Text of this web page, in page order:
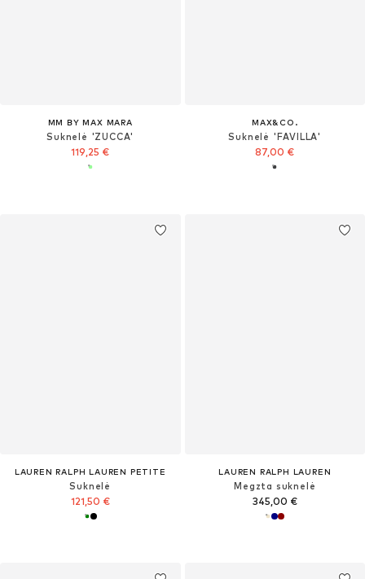
MM BY MAX MARA
Suknelė 'ZUCCA'
119,25 €
MAX&CO.
Suknelė 'FAVILLA'
87,00 €
LAUREN RALPH LAUREN PETITE
Suknelė
121,50 €
LAUREN RALPH LAUREN
Megzta suknelė
345,00 €